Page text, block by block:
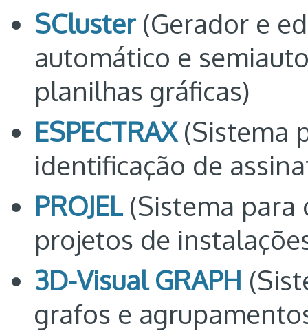
SCluster(Gerador e
automático e
planilhas gráficas)
ESPECTRAX(Sistema
identificação de
PROJEL(Sistema para
projetos de
3D-Visual GRAPH
grafos e